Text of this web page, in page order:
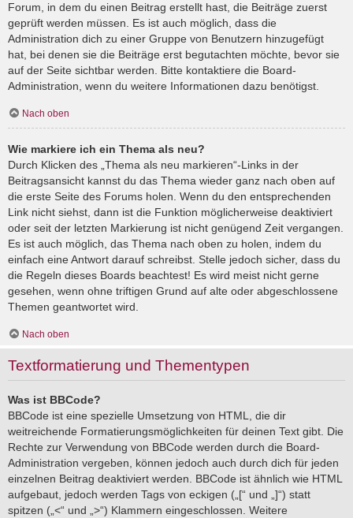
Forum, in dem du einen Beitrag erstellt hast, die Beiträge zuerst
geprüft werden müssen. Es ist auch möglich, dass die
Administration dich zu einer Gruppe von Benutzern hinzugefügt
hat, bei denen sie die Beiträge erst begutachten möchte, bevor sie
auf der Seite sichtbar werden. Bitte kontaktiere die Board-
Administration, wenn du weitere Informationen dazu benötigst.
Nach oben
Wie markiere ich ein Thema als neu?
Durch Klicken des „Thema als neu markieren“-Links in der
Beitragsansicht kannst du das Thema wieder ganz nach oben auf
die erste Seite des Forums holen. Wenn du den entsprechenden
Link nicht siehst, dann ist die Funktion möglicherweise deaktiviert
oder seit der letzten Markierung ist nicht genügend Zeit vergangen.
Es ist auch möglich, das Thema nach oben zu holen, indem du
einfach eine Antwort darauf schreibst. Stelle jedoch sicher, dass du
die Regeln dieses Boards beachtest! Es wird meist nicht gerne
gesehen, wenn ohne triftigen Grund auf alte oder abgeschlossene
Themen geantwortet wird.
Nach oben
Textformatierung und Thementypen
Was ist BBCode?
BBCode ist eine spezielle Umsetzung von HTML, die dir
weitreichende Formatierungsmöglichkeiten für deinen Text gibt. Die
Rechte zur Verwendung von BBCode werden durch die Board-
Administration vergeben, können jedoch auch durch dich für jeden
einzelnen Beitrag deaktiviert werden. BBCode ist ähnlich wie HTML
aufgebaut, jedoch werden Tags von eckigen („[“ und „]“) statt
spitzen („<“ und „>“) Klammern eingeschlossen. Weitere